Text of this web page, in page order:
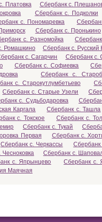
Платовка
Сбербанк с.
Сбербанк с. Подколки
с. Пономаревка
Сбербанк с. Пронькино
с. Разномойка
Ромашкино
Сбербанк с. Русский
с. Сагарчин
Сбербанк с.
Сбербанк с. Софиевка
Сбербанк с.
с. Старокутлумбетьево
Сбербанк с. Старые Узели
с. Судьбодаровка
Каргала
Сбербанк с. Ташла
с. Токское
Сбербанк с.
Сбербанк с. Тукай
Первая
Сбербанк с.
Сбербанк с. Черкассы
Сбербанк с.
с. Япрынцево
Сбербанк с.
Маячная